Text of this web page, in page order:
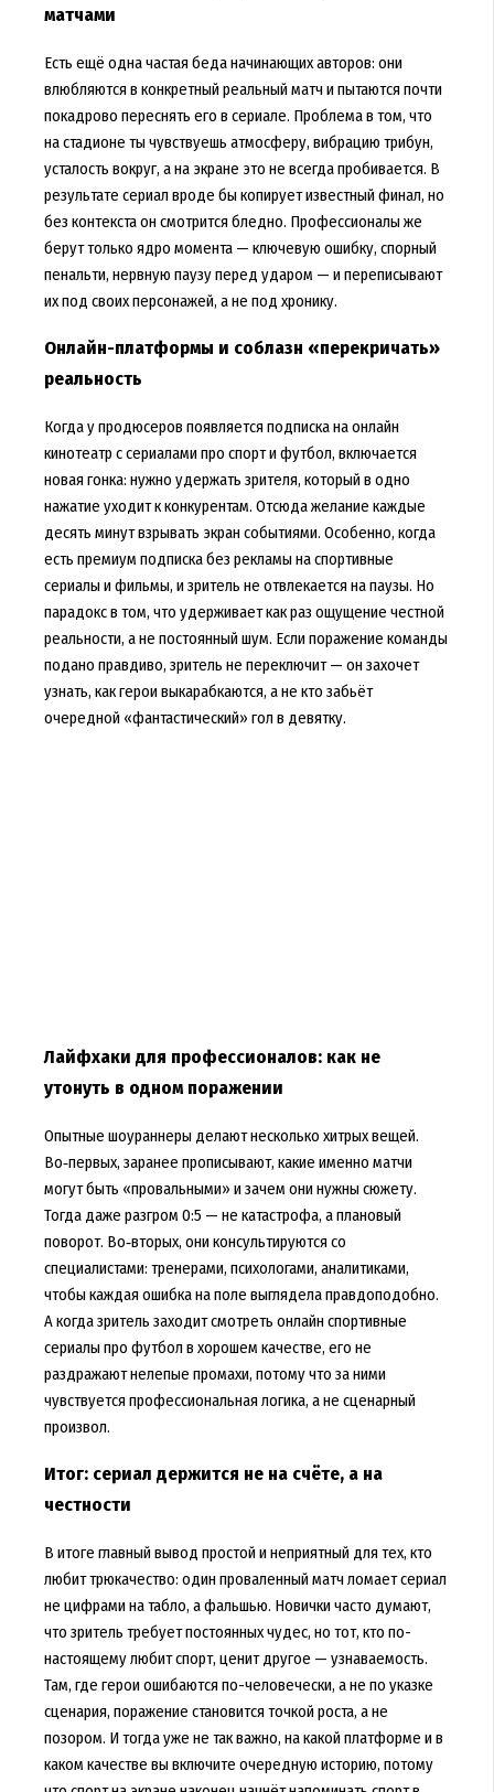
матчами
Есть ещё одна частая беда начинающих авторов: они
влюбляются в конкретный реальный матч и пытаются почти
покадрово переснять его в сериале. Проблема в том, что
на стадионе ты чувствуешь атмосферу, вибрацию трибун,
усталость вокруг, а на экране это не всегда пробивается. В
результате сериал вроде бы копирует известный финал, но
без контекста он смотрится бледно. Профессионалы же
берут только ядро момента — ключевую ошибку, спорный
пенальти, нервную паузу перед ударом — и переписывают
их под своих персонажей, а не под хронику.
Онлайн-платформы и соблазн «перекричать»
реальность
Когда у продюсеров появляется подписка на онлайн
кинотеатр с сериалами про спорт и футбол, включается
новая гонка: нужно удержать зрителя, который в одно
нажатие уходит к конкурентам. Отсюда желание каждые
десять минут взрывать экран событиями. Особенно, когда
есть премиум подписка без рекламы на спортивные
сериалы и фильмы, и зритель не отвлекается на паузы. Но
парадокс в том, что удерживает как раз ощущение честной
реальности, а не постоянный шум. Если поражение команды
подано правдиво, зритель не переключит — он захочет
узнать, как герои выкарабкаются, а не кто забьёт
очередной «фантастический» гол в девятку.
Лайфхаки для профессионалов: как не
утонуть в одном поражении
Опытные шоураннеры делают несколько хитрых вещей.
Во‑первых, заранее прописывают, какие именно матчи
могут быть «провальными» и зачем они нужны сюжету.
Тогда даже разгром 0:5 — не катастрофа, а плановый
поворот. Во‑вторых, они консультируются со
специалистами: тренерами, психологами, аналитиками,
чтобы каждая ошибка на поле выглядела правдоподобно.
А когда зритель заходит смотреть онлайн спортивные
сериалы про футбол в хорошем качестве, его не
раздражают нелепые промахи, потому что за ними
чувствуется профессиональная логика, а не сценарный
произвол.
Итог: сериал держится не на счёте, а на
честности
В итоге главный вывод простой и неприятный для тех, кто
любит трюкачество: один проваленный матч ломает сериал
не цифрами на табло, а фальшью. Новички часто думают,
что зритель требует постоянных чудес, но тот, кто по-
настоящему любит спорт, ценит другое — узнаваемость.
Там, где герои ошибаются по-человечески, а не по указке
сценария, поражение становится точкой роста, а не
позором. И тогда уже не так важно, на какой платформе и в
каком качестве вы включите очередную историю, потому